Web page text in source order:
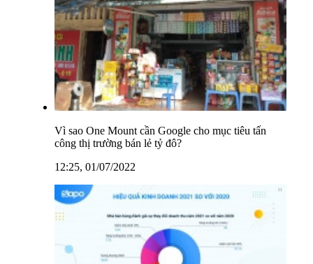
Vì sao One Mount cần Google cho mục tiêu tấn
công thị trường bán lẻ tỷ đô?
12:25, 01/07/2022